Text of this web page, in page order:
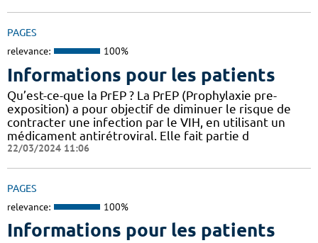
PAGES
relevance: 100%
Informations pour les patients
Qu’est-ce-que la PrEP ? La PrEP (Prophylaxie pre-
exposition) a pour objectif de diminuer le risque de
contracter une infection par le VIH, en utilisant un
médicament antirétroviral. Elle fait partie d
22/03/2024 11:06
PAGES
relevance: 100%
Informations pour les patients